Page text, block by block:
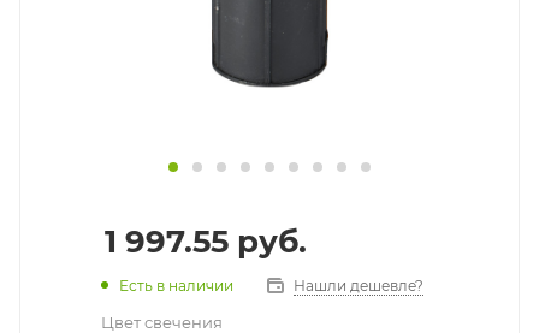
1 997.55 руб.
Есть в наличии Нашли дешевле?
Цвет свечения